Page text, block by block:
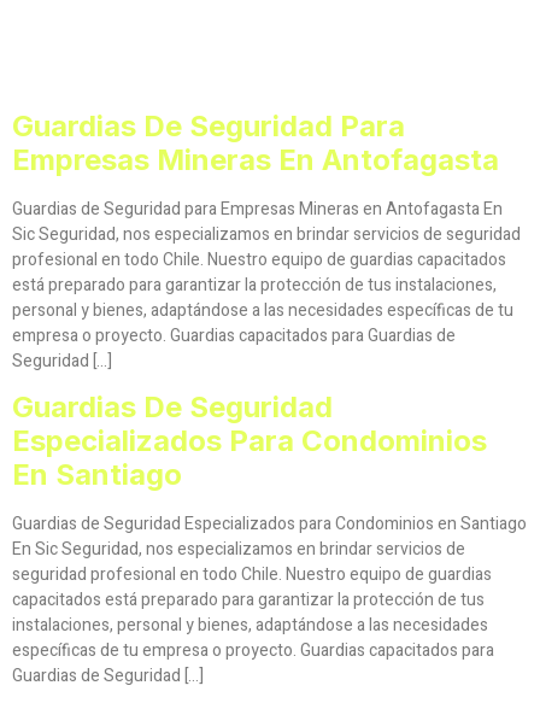
Guardias De Seguridad Para
Empresas Mineras En Antofagasta
Guardias de Seguridad para Empresas Mineras en Antofagasta En
Sic Seguridad, nos especializamos en brindar servicios de seguridad
profesional en todo Chile. Nuestro equipo de guardias capacitados
está preparado para garantizar la protección de tus instalaciones,
personal y bienes, adaptándose a las necesidades específicas de tu
empresa o proyecto. Guardias capacitados para Guardias de
Seguridad […]
Guardias De Seguridad
Especializados Para Condominios
En Santiago
Guardias de Seguridad Especializados para Condominios en Santiago
En Sic Seguridad, nos especializamos en brindar servicios de
seguridad profesional en todo Chile. Nuestro equipo de guardias
capacitados está preparado para garantizar la protección de tus
instalaciones, personal y bienes, adaptándose a las necesidades
específicas de tu empresa o proyecto. Guardias capacitados para
Guardias de Seguridad […]